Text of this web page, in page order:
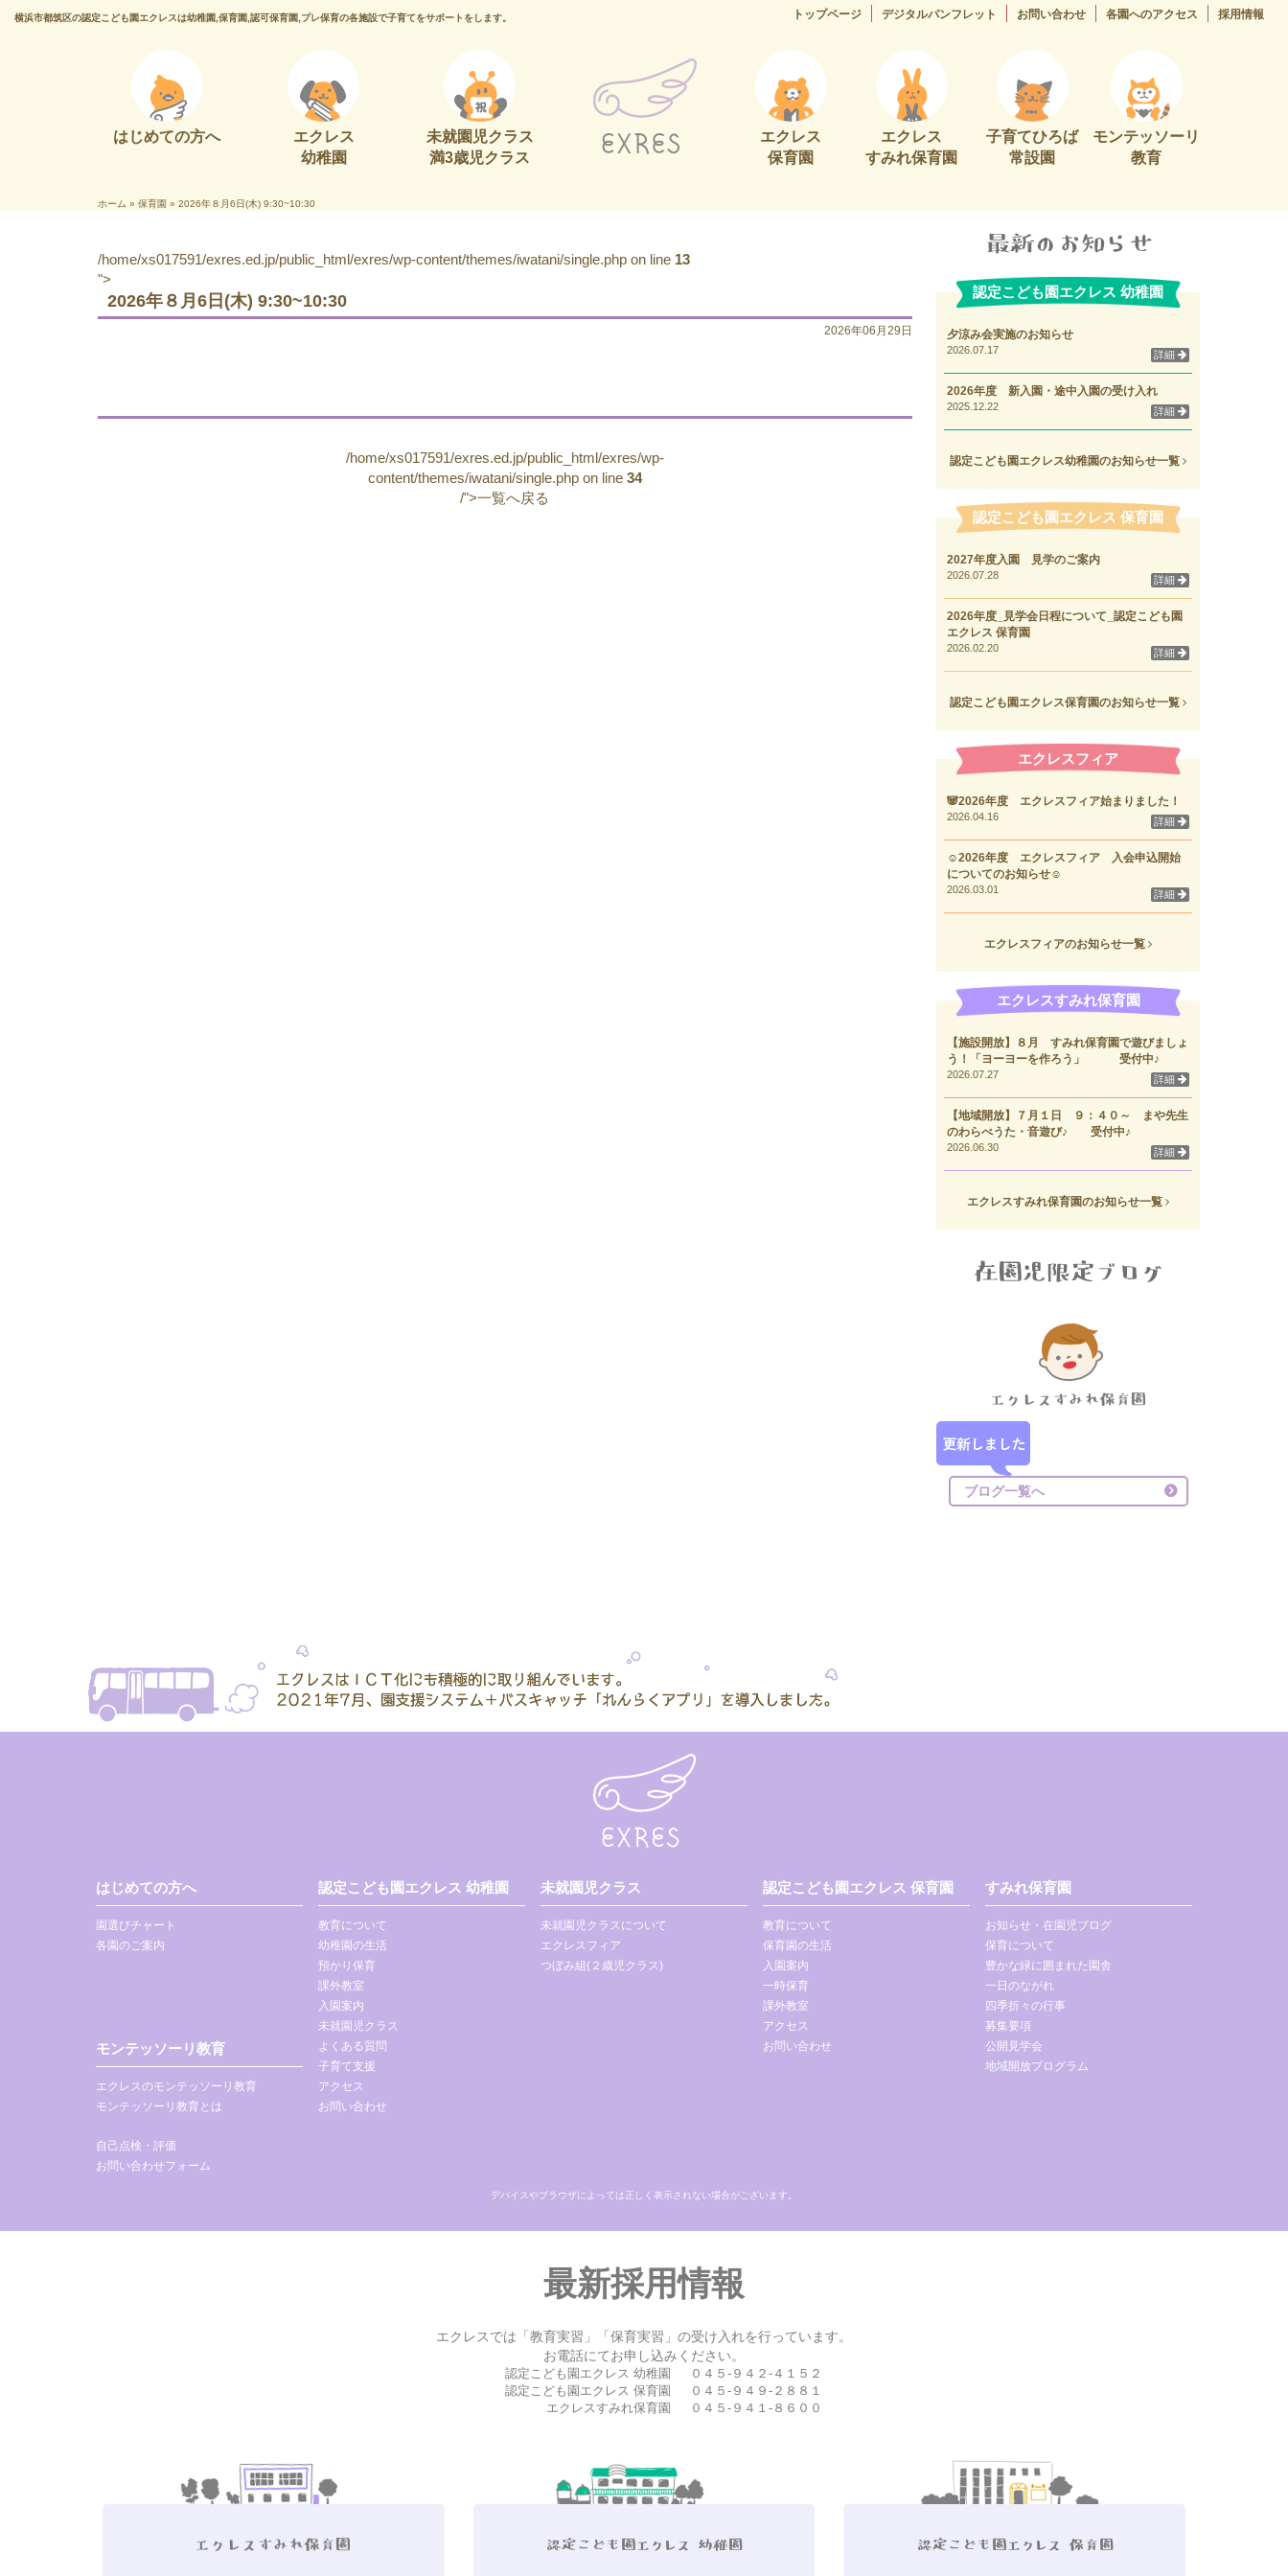
横浜市都筑区の認定こども園エクレスは幼稚園,保育園,認可保育園,プレ保育の各施設で子育てをサポートをします。 トップページ デジタルパンフレット お問い合わせ 各園へのアクセス 採用情報
はじめての方へ
エクレス
幼稚園
未就園児クラス
満3歳児クラス
エクレス
保育園
エクレス
すみれ保育園
子育てひろば
常設園
モンテッソーリ
教育
ホーム » 保育園 » 2026年８月6日(木) 9:30~10:30
/home/xs017591/exres.ed.jp/public_html/exres/wp-content/themes/iwatani/single.php on line 13
">
2026年８月6日(木) 9:30~10:30
2026年06月29日
/home/xs017591/exres.ed.jp/public_html/exres/wp-
content/themes/iwatani/single.php on line 34
/">一覧へ戻る
認定こども園エクレス 幼稚園
夕涼み会実施のお知らせ
2026.07.17 詳細
2026年度 新入園・途中入園の受け入れ
2025.12.22 詳細
認定こども園エクレス幼稚園のお知らせ一覧
認定こども園エクレス 保育園
2027年度入園 見学のご案内
2026.07.28 詳細
2026年度_見学会日程について_認定こども園
エクレス 保育園
2026.02.20 詳細
認定こども園エクレス保育園のお知らせ一覧
エクレスフィア
🐼2026年度 エクレスフィア始まりました！
2026.04.16 詳細
☺2026年度 エクレスフィア 入会申込開始
についてのお知らせ☺
2026.03.01 詳細
エクレスフィアのお知らせ一覧
エクレスすみれ保育園
【施設開放】８月 すみれ保育園で遊びましょ
う！「ヨーヨーを作ろう」 受付中♪
2026.07.27 詳細
【地域開放】７月１日 ９：４０～ まや先生
のわらべうた・音遊び♪ 受付中♪
2026.06.30 詳細
エクレスすみれ保育園のお知らせ一覧
ブログ一覧へ
はじめての方へ
園選びチャート
各園のご案内
モンテッソーリ教育
エクレスのモンテッソーリ教育
モンテッソーリ教育とは
自己点検・評価
お問い合わせフォーム
認定こども園エクレス 幼稚園
教育について
幼稚園の生活
預かり保育
課外教室
入園案内
未就園児クラス
よくある質問
子育て支援
アクセス
お問い合わせ
未就園児クラス
未就園児クラスについて
エクレスフィア
つぼみ組(２歳児クラス)
認定こども園エクレス 保育園
教育について
保育園の生活
入園案内
一時保育
課外教室
アクセス
お問い合わせ
すみれ保育園
お知らせ・在園児ブログ
保育について
豊かな緑に囲まれた園舎
一日のながれ
四季折々の行事
募集要項
公開見学会
地域開放プログラム
デバイスやブラウザによっては正しく表示されない場合がございます。
最新採用情報
エクレスでは「教育実習」「保育実習」の受け入れを行っています。
お電話にてお申し込みください。
認定こども園エクレス 幼稚園
０４５-９４２-４１５２
認定こども園エクレス 保育園
０４５-９４９-２８８１
エクレスすみれ保育園
０４５-９４１-８６００